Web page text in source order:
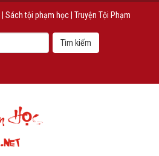
Sách tội phạm học Truyện Tội Phạm